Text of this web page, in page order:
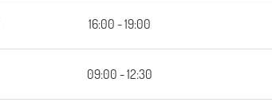
16:00 - 19:00
09:00 - 12:30